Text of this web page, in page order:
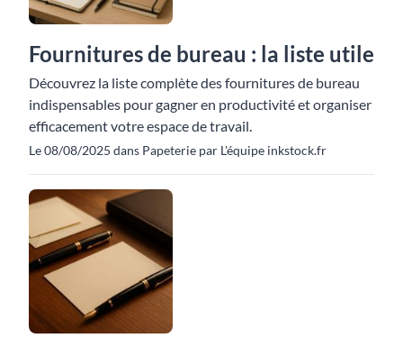
Fournitures de bureau : la liste utile
Découvrez la liste complète des fournitures de bureau
indispensables pour gagner en productivité et organiser
efficacement votre espace de travail.
Le 08/08/2025 dans Papeterie par L'équipe inkstock.fr